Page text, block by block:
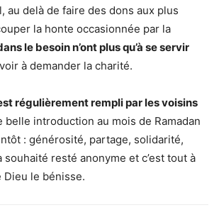
au delà de faire des dons aux plus
la honte occasionnée par la
le besoin n’ont plus qu’à se servir
à demander la charité.
régulièrement rempli par les voisins
introduction au mois de Ramadan
: générosité, partage, solidarité,
souhaité resté anonyme et c’est tout à
Dieu le bénisse.